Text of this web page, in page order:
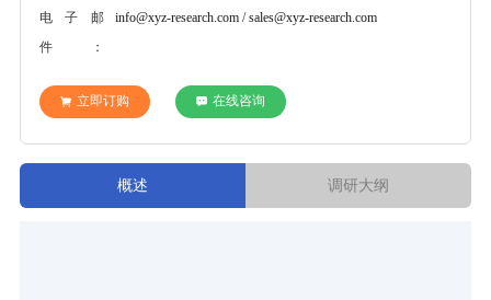
电子邮
件：
info@xyz-research.com / sales@xyz-research.com
立即订购 在线咨询
概述 调研大纲